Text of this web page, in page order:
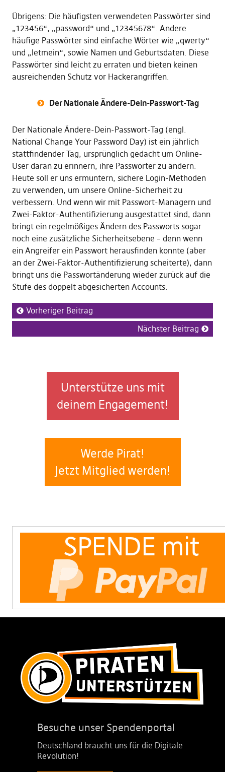
Übrigens: Die häufigsten verwendeten Passwörter sind
„123456“, „password“ und „12345678“. Andere
häufige Passwörter sind einfache Wörter wie „qwerty“
und „letmein“, sowie Namen und Geburtsdaten. Diese
Passwörter sind leicht zu erraten und bieten keinen
ausreichenden Schutz vor Hackerangriffen.
Der Nationale Ändere-Dein-Passwort-Tag
Der Nationale Ändere-Dein-Passwort-Tag (engl.
National Change Your Password Day) ist ein jährlich
stattfindender Tag, ursprünglich gedacht um Online-
User daran zu erinnern, ihre Passwörter zu ändern.
Heute soll er uns ermuntern, sichere Login-Methoden
zu verwenden, um unsere Online-Sicherheit zu
verbessern. Und wenn wir mit Passwort-Managern und
Zwei-Faktor-Authentifizierung ausgestattet sind, dann
bringt ein regelmößiges Ändern des Passworts sogar
noch eine zusätzliche Sicherheitsebene – denn wenn
ein Angreifer ein Passwort herausfinden konnte (aber
an der Zwei-Faktor-Authentifizierung scheiterte), dann
bringt uns die Passwortänderung wieder zurück auf die
Stufe des doppelt abgesicherten Accounts.
Vorheriger Beitrag
Nächster Beitrag
Unterstütze uns mit
deinem Engagement!
Werde Pirat!
Jetzt Mitglied werden!
Besuche unser Spendenportal
Deutschland braucht uns für die Digitale
Revolution!